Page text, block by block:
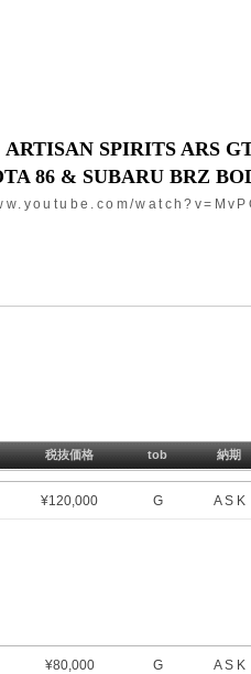
ARTISAN SPIRITS ARS
86 & SUBARU BRZ
税抜価格 tob 納期
¥120,000 G A S K
¥80,000 G A S K